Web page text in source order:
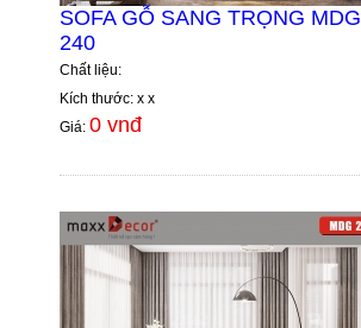
SOFA GỖ SANG TRỌNG MDG
240
Chất liệu:
Kích thước: x x
Giá: 0 vnđ